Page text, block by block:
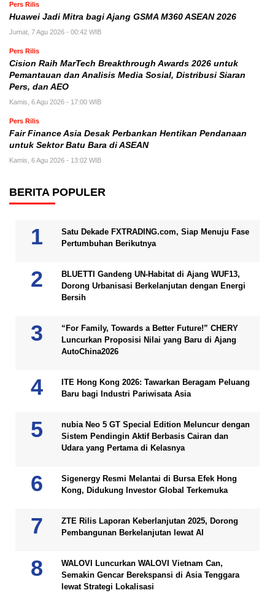
Pers Rilis
Huawei Jadi Mitra bagi Ajang GSMA M360 ASEAN 2026
Jumat, 7 Agu 2026 - 00:42 WIB
Pers Rilis
Cision Raih MarTech Breakthrough Awards 2026 untuk
Pemantauan dan Analisis Media Sosial, Distribusi Siaran
Pers, dan AEO
Kamis, 6 Agu 2026 - 17:00 WIB
Pers Rilis
Fair Finance Asia Desak Perbankan Hentikan Pendanaan
untuk Sektor Batu Bara di ASEAN
Kamis, 6 Agu 2026 - 13:02 WIB
BERITA POPULER
Satu Dekade FXTRADING.com, Siap Menuju Fase
Pertumbuhan Berikutnya
BLUETTI Gandeng UN-Habitat di Ajang WUF13,
Dorong Urbanisasi Berkelanjutan dengan Energi
Bersih
“For Family, Towards a Better Future!” CHERY
Luncurkan Proposisi Nilai yang Baru di Ajang
AutoChina2026
ITE Hong Kong 2026: Tawarkan Beragam Peluang
Baru bagi Industri Pariwisata Asia
nubia Neo 5 GT Special Edition Meluncur dengan
Sistem Pendingin Aktif Berbasis Cairan dan
Udara yang Pertama di Kelasnya
Sigenergy Resmi Melantai di Bursa Efek Hong
Kong, Didukung Investor Global Terkemuka
ZTE Rilis Laporan Keberlanjutan 2025, Dorong
Pembangunan Berkelanjutan lewat AI
WALOVI Luncurkan WALOVI Vietnam Can,
Semakin Gencar Berekspansi di Asia Tenggara
lewat Strategi Lokalisasi